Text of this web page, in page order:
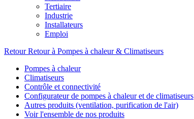
Tertiaire
Industrie
Installateurs
Emploi
Retour Retour à Pompes à chaleur & Climatiseurs
Pompes à chaleur
Climatiseurs
Contrôle et connectivité
Configurateur de pompes à chaleur et de climatiseurs
Autres produits (ventilation, purification de l'air)
Voir l'ensemble de nos produits